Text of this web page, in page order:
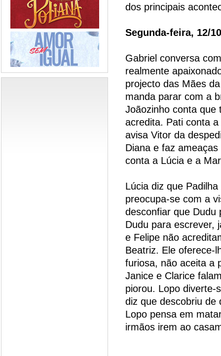
dos principais
Segunda-feira, 12/
Gabriel conversa
realmente
projecto das Mães
manda parar com a
Joãozinho conta que
acredita. Pati conta
avisa Vitor da
Diana e faz
conta a Lúcia e a
Lúcia diz que
preocupa-se com a
desconfiar que Dudu
Dudu para escrever,
e Felipe não
Beatriz. Ele oferece-
furiosa, não aceita a
Janice e Clarice
piorou. Lopo diverte-
diz que descobriu de
Lopo pensa em
irmãos irem ao